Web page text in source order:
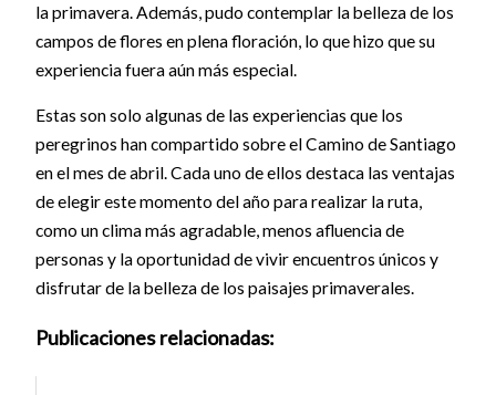
la primavera. Además, pudo contemplar la belleza de los
campos de flores en plena floración, lo que hizo que su
experiencia fuera aún más especial.
Estas son solo algunas de las experiencias que los
peregrinos han compartido sobre el Camino de Santiago
en el mes de abril. Cada uno de ellos destaca las ventajas
de elegir este momento del año para realizar la ruta,
como un clima más agradable, menos afluencia de
personas y la oportunidad de vivir encuentros únicos y
disfrutar de la belleza de los paisajes primaverales.
Publicaciones relacionadas: